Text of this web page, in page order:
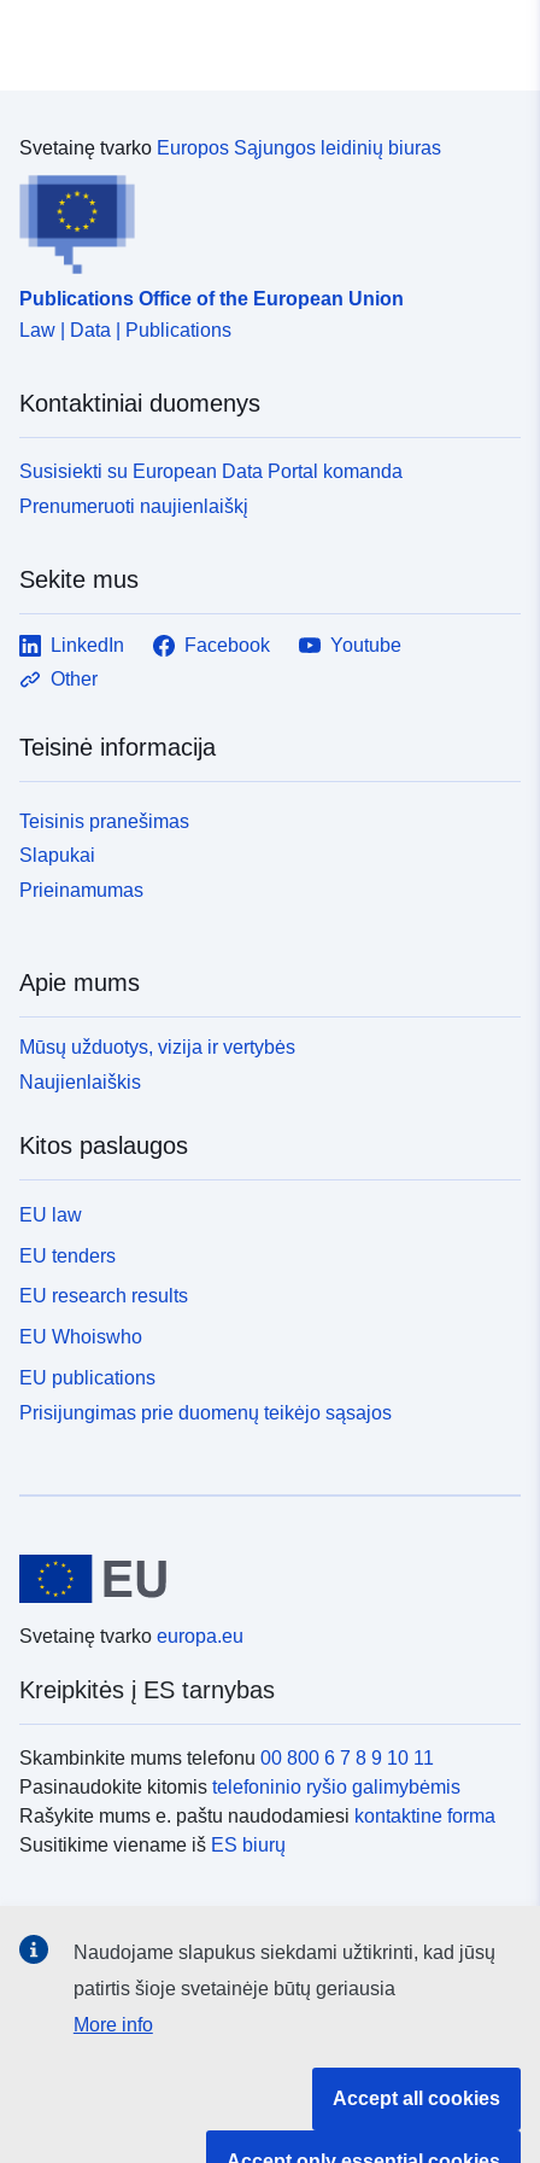
Svetainę tvarko Europos Sąjungos leidinių biuras
Publications Office of the European Union
Law | Data | Publications
Kontaktiniai duomenys
Susisiekti su European Data Portal komanda
Prenumeruoti naujienlaiškį
Sekite mus
LinkedIn Facebook
Youtube
Other
Teisinė informacija
Teisinis pranešimas
Slapukai
Prieinamumas
Apie mums
Mūsų užduotys, vizija ir vertybės
Naujienlaiškis
Kitos paslaugos
EU law
EU tenders
EU research results
EU Whoiswho
EU publications
Prisijungimas prie duomenų teikėjo sąsajos
Svetainę tvarko europa.eu
Kreipkitės į ES tarnybas
Skambinkite mums telefonu 00 800 6 7 8 9 10 11
Pasinaudokite kitomis telefoninio ryšio galimybėmis
Rašykite mums e. paštu naudodamiesi kontaktine forma
Susitikime viename iš ES biurų
socialinių tinklų kanalai
Naudojame slapukus siekdami užtikrinti, kad jūsų
patirtis šioje svetainėje būtų geriausia
More info
Accept all cookies